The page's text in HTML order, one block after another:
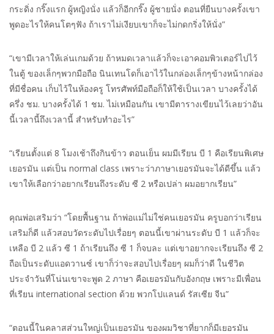
กระดิ่ง กริ๊งแรก ผู้หญิงนั่ง แล้วก็อีกกริ๊ง ผู้ชายนั่ง ตอนที่ยืนบางครั้งเขา
พูดอะไรให้คนโตๆฟัง ถ้าเราไม่เงียบเขาก็จะไม่กดกริ่งให้นั่ง”
“เขามีเวลาให้เล่นเกมด้วย ถ้าหมดเวลาแล้วก็จะเอาคอมพิวเตอร์ไปไว้
ในตู้ ของเล็กๆพวกมือถือ นินเทนโดก็เอาไว้ในกล่องเล็กๆข้างหน้ากล่อง
ที่มีชื่อคน เก็บไว้ในห้องครู โทรศัพท์มือถือก็ให้ใช้เป็นเวลา บางครั้งได้
ครึ่ง ชม. บางครั้งได้ 1 ชม. ไม่เหมือนกัน เขามีตารางเขียนไว้เลยว่าอัน
นี้เวลานี้ถึงเวลานี้ สำหรับทำอะไร”
“เรียนตั้งแต่ 8 โมงเช้าถึงกินข้าว ตอนเย็น ผมมีเรียน บี 1 คือเรียนพิเศษ
เยอรมัน แต่เป็น normal class เพราะว่าภาษาเยอรมันจะได้ดีขึ้น แล้ว
เขาให้เลือกว่าอยากเรียนถึงระดับ ซี 2 หรือเปล่า ผมอยากเรียน”
คุณพ่อเสริมว่า “โดยพื้นฐาน ถ้าพ่อแม่ไม่ใช่คนเยอรมัน ครูบอกว่าเรียน
เสริมก็ดี แล้วสอบวัดระดับไปเรื่อยๆ ตอนนี้เขาผ่านระดับ บี 1 แล้วก็จะ
เหลือ บี 2 แล้ว ซี 1 ถ้าเรียนถึง ซี 1 ก็จบละ แต่เขาอยากจะเรียนถึง ซี 2
ถือเป็นระดับแอดวานซ์ เขาก็ว่าจะสอบไปเรื่อยๆ ผมก็ว่าดี ในชีวิต
ประจำวันที่โน่นเขาจะพูด 2 ภาษา คือเยอรมันกับอังกฤษ เพราะมีเพื่อน
ที่เรียน international section ด้วย พวกโปแลนด์ รัสเซีย จีน”
“ตอนนี้ในคลาสส่วนใหญ่เป็นเยอรมัน ของผมวิชาที่ยากก็มีเยอรมัน